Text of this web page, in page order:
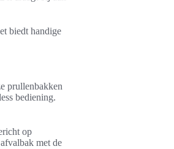
biedt handige
prullenbakken
bediening.
op
met de